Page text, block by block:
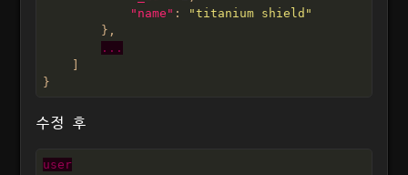
"name" :
"titanium shield"
...
수정 후
user